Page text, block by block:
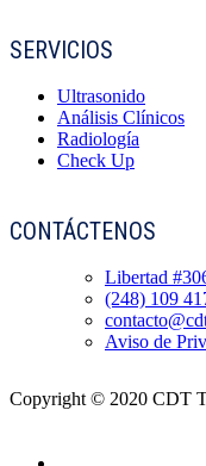
SERVICIOS
Ultrasonido
Análisis Clínicos
Radiología
Check Up
CONTÁCTENOS
Libertad
(248) 109
Aviso de
Copyright © 2020 CDT